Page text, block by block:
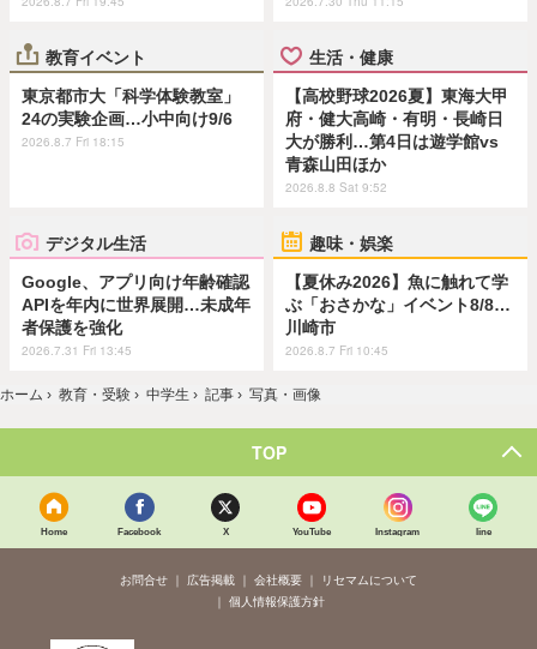
教育イベント
東京都市大「科学体験教室」
24の実験企画…小中向け9/6
2026.8.7 Fri 18:15
生活・健康
【高校野球2026夏】東海大甲
府・健大高崎・有明・長崎日
大が勝利…第4日は遊学館vs
青森山田ほか
2026.8.8 Sat 9:52
デジタル生活
Google、アプリ向け年齢確認
APIを年内に世界展開…未成年
者保護を強化
2026.7.31 Fri 13:45
趣味・娯楽
【夏休み2026】魚に触れて学
ぶ「おさかな」イベント8/8…
川崎市
2026.8.7 Fri 10:45
ホーム › 教育・受験 › 中学生 › 記事 › 写真・画像
TOP
Home Facebook X YouTube Instagram line
お問合せ 広告掲載 会社概要
リセマムについて
個人情報保護方針